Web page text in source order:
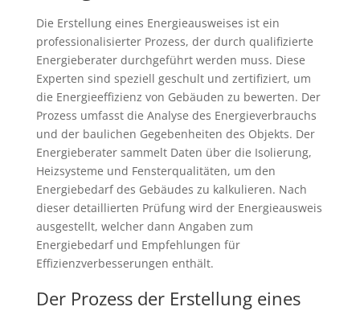
Die Erstellung eines Energieausweises ist ein
professionalisierter Prozess, der durch qualifizierte
Energieberater durchgeführt werden muss. Diese
Experten sind speziell geschult und zertifiziert, um
die Energieeffizienz von Gebäuden zu bewerten. Der
Prozess umfasst die Analyse des Energieverbrauchs
und der baulichen Gegebenheiten des Objekts. Der
Energieberater sammelt Daten über die Isolierung,
Heizsysteme und Fensterqualitäten, um den
Energiebedarf des Gebäudes zu kalkulieren. Nach
dieser detaillierten Prüfung wird der Energieausweis
ausgestellt, welcher dann Angaben zum
Energiebedarf und Empfehlungen für
Effizienzverbesserungen enthält.
Der Prozess der Erstellung eines